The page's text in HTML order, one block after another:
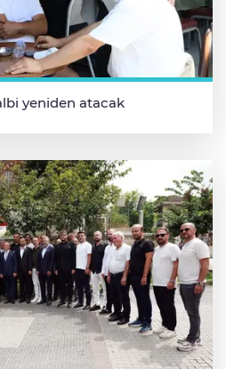
yeniden atacak